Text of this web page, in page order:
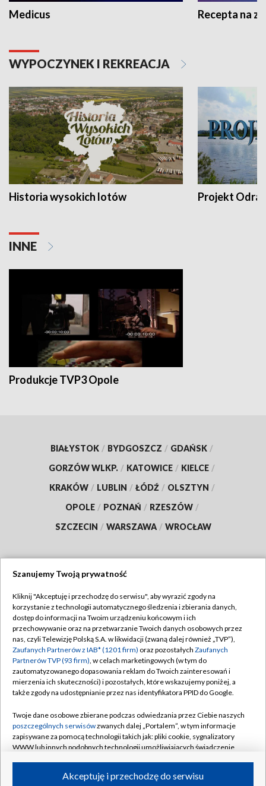
Medicus Recepta na
WYPOCZYNEK I REKREACJA
Historia wysokich lotów Projekt Odra
INNE
Produkcje TVP3 Opole
BIAŁYSTOK / BYDGOSZCZ / GDAŃSK /
GORZÓW WLKP. / KATOWICE / KIELCE /
KRAKÓW / LUBLIN / ŁÓDŹ / OLSZTYN /
OPOLE / POZNAŃ / RZESZÓW /
SZCZECIN / WARSZAWA / WROCŁAW
TVP
Abonament TVP
Emisja w TVP
Centrum informacji TVP
Naziemna Telewizja Cyfrowa
Rada Programowa
System NOS
Informacje o nadawcy
Program dla prasy
Regulamin TVP
Polityka prywatności
Moje zgody
Pomoc
Kontakt
Kanały
Szanujemy Twoją prywatność
Kliknij "Akceptuję i przechodzę do serwisu", aby wyrazić zgody na
korzystanie z technologii automatycznego śledzenia i zbierania danych,
dostęp do informacji na Twoim urządzeniu końcowym i ich
przechowywanie oraz na przetwarzanie Twoich danych osobowych przez
nas, czyli Telewizję Polską S.A. w likwidacji (zwaną dalej również „TVP”),
Zaufanych Partnerów z IAB* (1201 firm) oraz pozostałych Zaufanych
Partnerów TVP (93 firm), w celach marketingowych (w tym do
zautomatyzowanego dopasowania reklam do Twoich zainteresowań i
mierzenia ich skuteczności) i pozostałych, które wskazujemy poniżej, a
także zgody na udostępnianie przez nas identyfikatora PPID do Google.
Twoje dane osobowe zbierane podczas odwiedzania przez Ciebie naszych
poszczególnych serwisówzwanych dalej „Portalem”, w tym informacje
zapisywane za pomocą technologii takich jak: pliki cookie, sygnalizatory
WWW lub innych podobnych technologii umożliwiających świadczenie
ruchu w Internecie.Akceptuję i przechodzę do serwisu